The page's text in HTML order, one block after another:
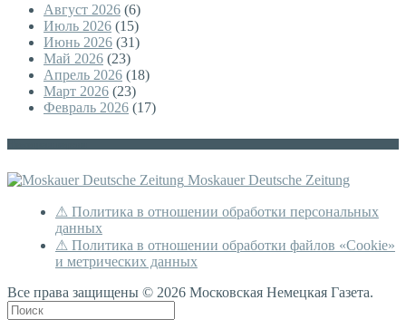
Август 2026 (6)
Июль 2026 (15)
Июнь 2026 (31)
Май 2026 (23)
Апрель 2026 (18)
Март 2026 (23)
Февраль 2026 (17)
Moskauer Deutsche Zeitung
⚠ Политика в отношении обработки персональных
данных
⚠ Политика в отношении обработки файлов «Cookie»
и метрических данных
Все права защищены © 2026 Московская Немецкая Газета.